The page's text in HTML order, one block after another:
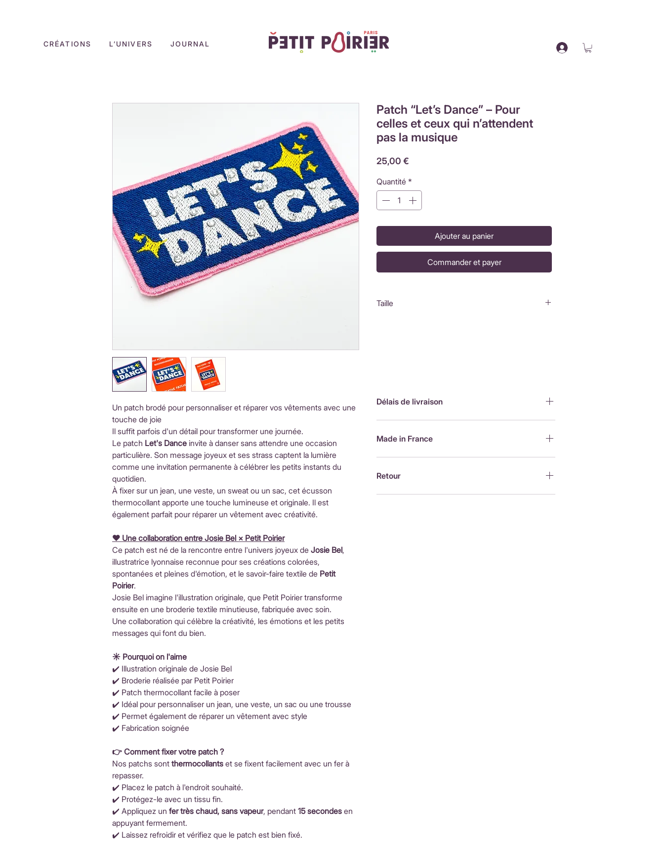
CRÉATIONS L’UNIVERS JOURNAL
Un patch brodé pour personnaliser et réparer vos vêtements avec une
touche de joie
Il suffit parfois d'un détail pour transformer une journée.
Le patch Let's Dance invite à danser sans attendre une occasion
particulière. Son message joyeux et ses strass captent la lumière
comme une invitation permanente à célébrer les petits instants du
quotidien.
À fixer sur un jean, une veste, un sweat ou un sac, cet écusson
thermocollant apporte une touche lumineuse et originale. Il est
également parfait pour réparer un vêtement avec créativité.
♥️ Une collaboration entre Josie Bel × Petit Poirier
Ce patch est né de la rencontre entre l'univers joyeux de Josie Bel,
illustratrice lyonnaise reconnue pour ses créations colorées,
spontanées et pleines d'émotion, et le savoir-faire textile de Petit
Poirier.
Josie Bel imagine l'illustration originale, que Petit Poirier transforme
ensuite en une broderie textile minutieuse, fabriquée avec soin.
Une collaboration qui célèbre la créativité, les émotions et les petits
messages qui font du bien.
☀️ Pourquoi on l'aime
✔️ Illustration originale de Josie Bel
✔️ Broderie réalisée par Petit Poirier
✔️ Patch thermocollant facile à poser
✔️ Idéal pour personnaliser un jean, une veste, un sac ou une trousse
✔️ Permet également de réparer un vêtement avec style
✔️ Fabrication soignée
👉 Comment fixer votre patch ?
Nos patchs sont thermocollants et se fixent facilement avec un fer à
repasser.
✔️ Placez le patch à l'endroit souhaité.
✔️ Protégez-le avec un tissu fin.
✔️ Appliquez un fer très chaud, sans vapeur, pendant 15 secondes en
appuyant fermement.
✔️ Laissez refroidir et vérifiez que le patch est bien fixé.
Patch “Let’s Dance” – Pour
celles et ceux qui n’attendent
pas la musique
25,00 €
Quantité *
Ajouter au panier
Commander et payer
Taille
Délais de livraison
Livraison rapide sous 3 à 5 jours ouvrés
International
Made in France
France, par Alexandra, la créatrice Petit Poirier
Retour